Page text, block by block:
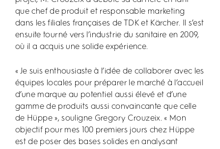
que chef de produit et responsable marketing
dans les filiales françaises de TDK et Kärcher. Il s’est
ensuite tourné vers l’industrie du sanitaire en 2009,
où il a acquis une solide expérience.
« Je suis enthousiaste à l’idée de collaborer avec les
équipes locales pour préparer le marché à l’accueil
d’une marque au potentiel aussi élevé et d’une
gamme de produits aussi convaincante que celle
de Hüppe », souligne Gregory Crouzeix. « Mon
objectif pour mes 100 premiers jours chez Hüppe
est de poser des bases solides en analysant